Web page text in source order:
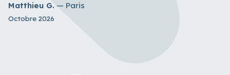
Matthieu G. — Paris
Octobre 2026